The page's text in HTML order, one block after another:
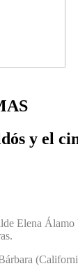
y el
Elena